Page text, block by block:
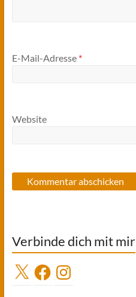
E-Mail-Adresse *
Website
Verbinde dich mit mir
X FacebookInstagram